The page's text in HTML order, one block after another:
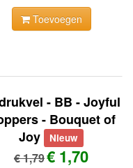
Toevoegen
- BB - Joyful
- Bouquet of
Joy
Nieuw
€ 1,79€ 1,70